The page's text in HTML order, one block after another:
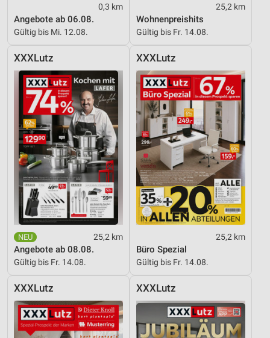
0,3 km
Angebote ab 06.08.
Gültig bis Mi. 12.08.
25,2 km
Wohnenpreishits
Gültig bis Fr. 14.08.
XXXLutz
25,2 km
Angebote ab 08.08.
Gültig bis Fr. 14.08.
XXXLutz
25,2 km
Büro Spezial
Gültig bis Fr. 14.08.
XXXLutz XXXLutz
Verwendung reduzierter Daten zur Auswahl von
Werbeanzeigen
Erstellung von Profilen für personalisierte
Werbung
Verwendung von Profilen zur Auswahl
personalisierter Werbung
Erstellung von Profilen zur Personalisierung
von Inhalten
Verwendung von Profilen zur Auswahl
personalisierter Inhalte
Messung der Werbeleistung
Messung der Performance von Inhalten
Analyse von Zielgruppen durch Statistiken oder
Kombinationen von Daten aus verschiedenen
Quellen
Entwicklung und Verbesserung der Angebote
Verwendung reduzierter Daten zur Auswahl von
Inhalten